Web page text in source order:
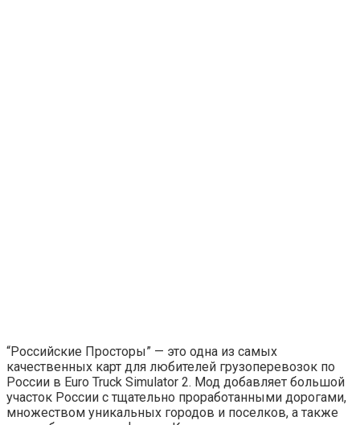
“Российские Просторы” — это одна из самых
качественных карт для любителей грузоперевозок по
России в Euro Truck Simulator 2. Мод добавляет большой
участок России с тщательно проработанными дорогами,
множеством уникальных городов и поселков, а также